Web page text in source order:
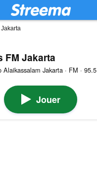
Jakarta
FM Jakarta
Alaikassalam Jakarta · FM · 95.5
Jouer